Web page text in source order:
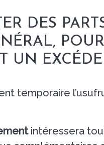
DES
UN
temporaire
intéressera